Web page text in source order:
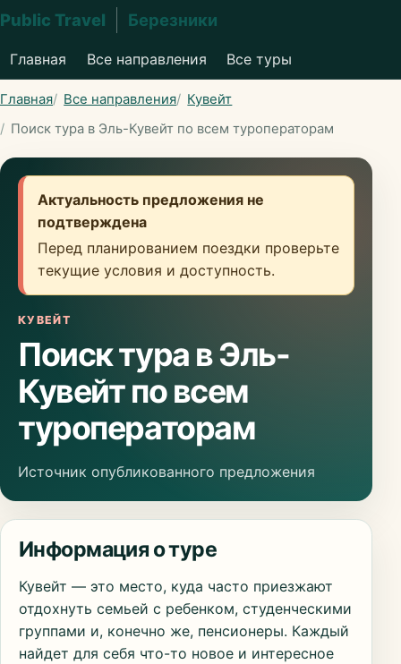
Public Travel Березники
Главная Все направления Все туры
Главная Все направления
Кувейт
Поиск тура в Эль-Кувейт по всем туроператорам
Актуальность предложения не
подтверждена
Перед планированием поездки проверьте
текущие условия и доступность.
КУВЕЙТ
Поиск тура в Эль-
Кувейт по всем
туроператорам
Источник опубликованного предложения
Информация о туре
Кувейт — это место, куда часто приезжают
отдохнуть семьей с ребенком, студенческими
группами и, конечно же, пенсионеры. Каждый
найдет для себя что-то новое и интересное